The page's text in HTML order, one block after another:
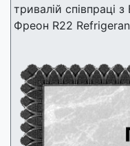
тривалій співпраці
Фреон R22